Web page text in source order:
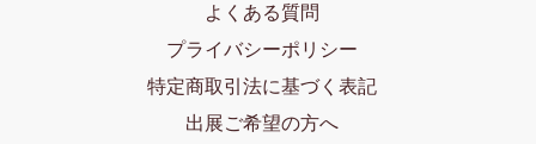
よくある質問
プライバシーポリシー
特定商取引法に基づく表記
出展ご希望の方へ